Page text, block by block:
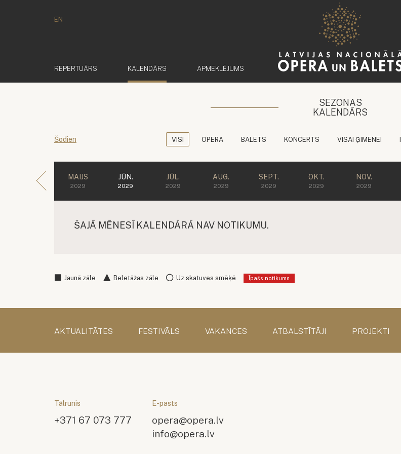
EN
REPERTUĀRS KALENDĀRS APMEKLĒJUMS
SEZONAS
KALENDĀRS
Šodien VISI OPERA BALETS KONCERTS VISAI ĢIMENEI
MAIJS
2029
JŪN.
2029
JŪL.
2029
AUG.
2029
SEPT.
2029
OKT.
2029
NOV.
2029
ŠAJĀ MĒNESĪ KALENDĀRĀ NAV NOTIKUMU.
Jaunā zāle Beletāžas zāle Uz skatuves smēķē Īpašs notikums
AKTUALITĀTES FESTIVĀLS VAKANCES ATBALSTĪTĀJI PROJEKTI
Tālrunis
+371 67 073 777
E-pasts
opera@opera.lv
info@opera.lv